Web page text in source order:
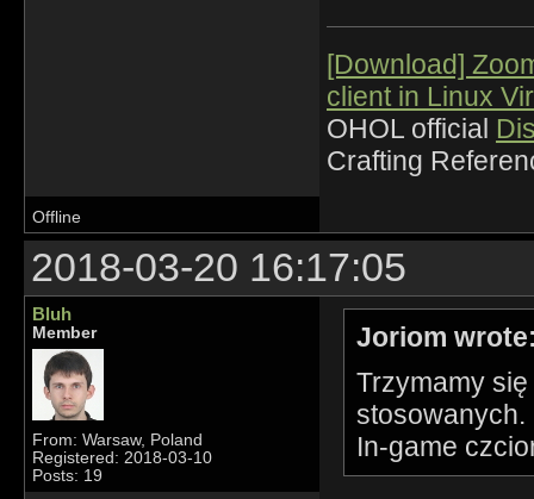
[Download]
client in Linux
OHOL official
Crafting
Offline
2018-03-20 16:17:05
Bluh
Member
From: Warsaw, Poland
Registered: 2018-03-10
Posts: 19
Joriom
Trzymamy się
stosowanych.
In-game